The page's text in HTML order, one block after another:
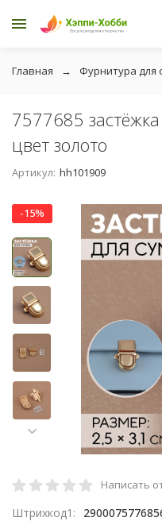
Главная Фурнитура для
7577685
цвет золото
Артикул: hh101909
-15%
Написать
Штрихкод1: